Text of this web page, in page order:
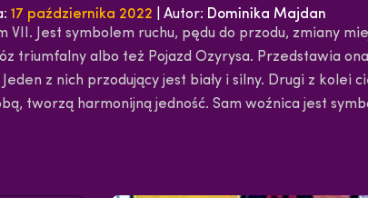
17 października 2022 | Autor: Dominika Majdan
Jest symbolem ruchu, pędu do przodu, zmiany
triumfalny albo też Pojazd Ozyrysa. Przedstawia
z nich przodujący jest biały i silny. Drugi z kolei
tworzą harmonijną jedność. Sam woźnica jest